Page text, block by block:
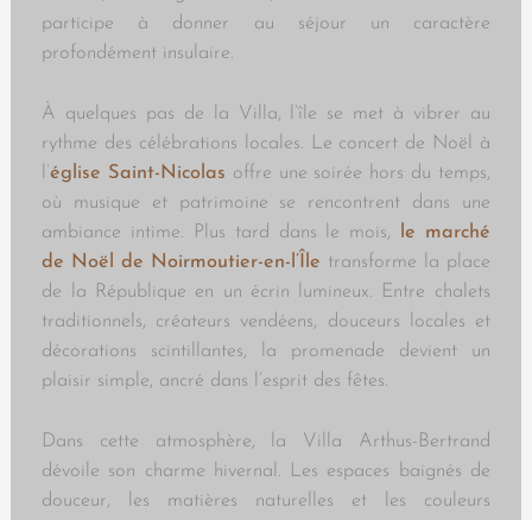
participe à donner au séjour un caractère
profondément insulaire.
À quelques pas de la Villa, l’île se met à vibrer au
rythme des célébrations locales. Le concert de Noël à
l’église Saint-Nicolas offre une soirée hors du temps,
où musique et patrimoine se rencontrent dans une
ambiance intime. Plus tard dans le mois,
le marché
de Noël de Noirmoutier-en-l’Île transforme la place
de la République en un écrin lumineux. Entre chalets
traditionnels, créateurs vendéens, douceurs locales et
décorations scintillantes, la promenade devient un
plaisir simple, ancré dans l’esprit des fêtes.
Dans cette atmosphère, la Villa Arthus-Bertrand
dévoile son charme hivernal. Les espaces baignés de
douceur, les matières naturelles et les couleurs